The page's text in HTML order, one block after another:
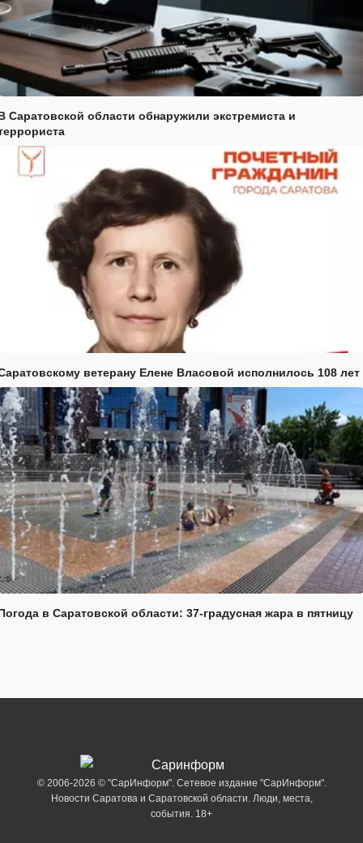
Саратовской области обнаружили экстремиста и
ветерану Елене Власовой исполнилось 108 лет
в Саратовской области: 37-градусная жара в пятницу
© 2006-2026 © "СарИнформ". Сетевое издание "СарИнформ".
Новости Саратова и Саратовской области. Люди, места,
события. 18+